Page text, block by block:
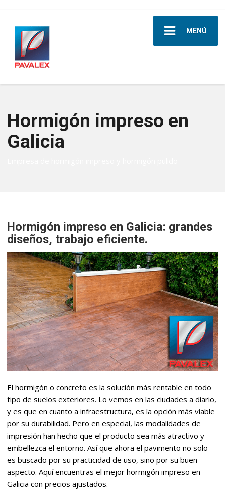
MENÚ
Hormigón impreso en
Galicia
Hormigón impreso en Galicia: grandes
diseños, trabajo eficiente.
El hormigón o concreto es la solución más rentable en todo
tipo de suelos exteriores. Lo vemos en las ciudades a diario,
y es que en cuanto a infraestructura, es la opción más viable
por su durabilidad. Pero en especial, las modalidades de
impresión han hecho que el producto sea más atractivo y
embellezca el entorno. Así que ahora el pavimento no solo
es buscado por su practicidad de uso, sino por su buen
aspecto. Aquí encuentras el mejor hormigón impreso en
Galicia con precios ajustados.